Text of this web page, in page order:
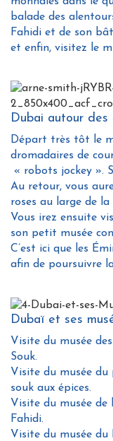
balade des
Fahidi et de son
et enfin, visitez le
Dubai autour des
Départ très tôt le
dromadaires de
« robots jockey ».
Au retour, vous
roses au large de la
Vous irez ensuite
son petit musée
C’est ici que les
afin de poursuivre
Dubaï et ses
Visite du musée
Souk.
Visite du musée
souk aux épices.
Visite du musée de
Fahidi.
Visite du musée